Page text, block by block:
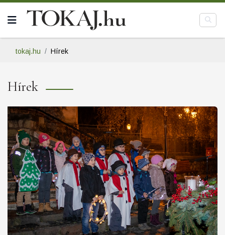
tokaj.hu Hírek
Hírek